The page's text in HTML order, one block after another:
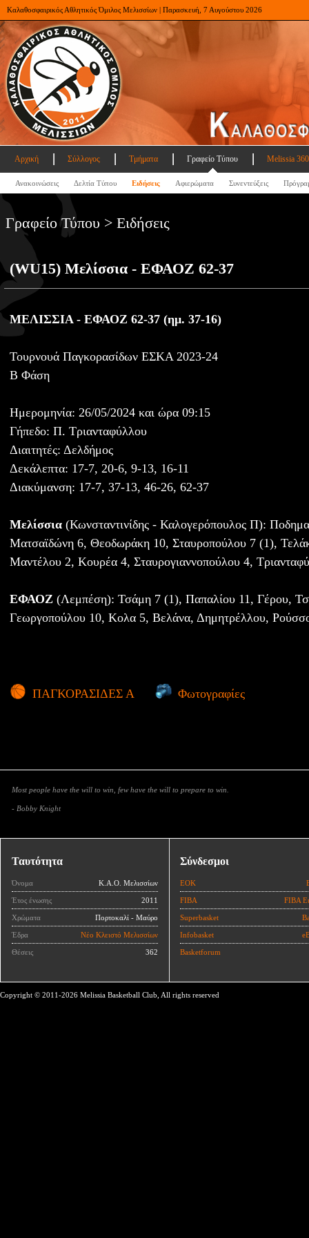
Καλαθοσφαιρικός Αθλητικός Όμιλος Μελισσίων | Παρασκευή, 7 Αυγούστου 2026
Αρχική Σύλλογος Τμήματα Γραφείο Τύπου Melissia
Ανακοινώσεις Δελτία Τύπου Ειδήσεις Αφιερώματα Συνεντεύξεις
Γραφείο Τύπου > Ειδήσεις
(WU15) Μελίσσια - ΕΦΑΟΖ 62-37
ΜΕΛΙΣΣΙΑ - ΕΦΑΟΖ 62-37 (ημ. 37-16)
Τουρνουά Παγκορασίδων ΕΣΚΑ 2023-24
Β Φάση
Ημερομηνία: 26/05/2024 και ώρα 09:15
Γήπεδο: Π. Τριανταφύλλου
Διαιτητές: Δελδήμος
Δεκάλεπτα: 17-7, 20-6, 9-13, 16-11
Διακύμανση: 17-7, 37-13, 46-26, 62-37
Μελίσσια (Κωνσταντινίδης - Καλογερόπουλος Π):
Ματσαϊδώνη 6, Θεοδωράκη 10, Σταυροπούλου 7 (1),
Μαντέλου 2, Κουρέα 4, Σταυρογιαννοπούλου 4,
ΕΦΑΟΖ (Λεμπέση): Τσάμη 7 (1), Παπαλίου 11, Γέρου,
Γεωργοπούλου 10, Κολα 5, Βελάνα, Δημητρέλλου,
ΠΑΓΚΟΡΑΣΙΔΕΣ Α Φωτογραφίες
Most people have the will to win, few have the will to prepare to win.
- Bobby Knight
Ταυτότητα
Όνομα Κ.Α.Ο. Μελισσίων
Έτος ένωσης 2011
Χρώματα Πορτοκαλί - Μαύρο
Έδρα Νέο Κλειστό Μελισσίων
Θέσεις 362
Σύνδεσμοι
ΕΟΚ
FIBA FIBA
Superbasket
Infobasket
Basketforum
Copyright © 2011-2026 Melissia Basketball Club, All rights reserved